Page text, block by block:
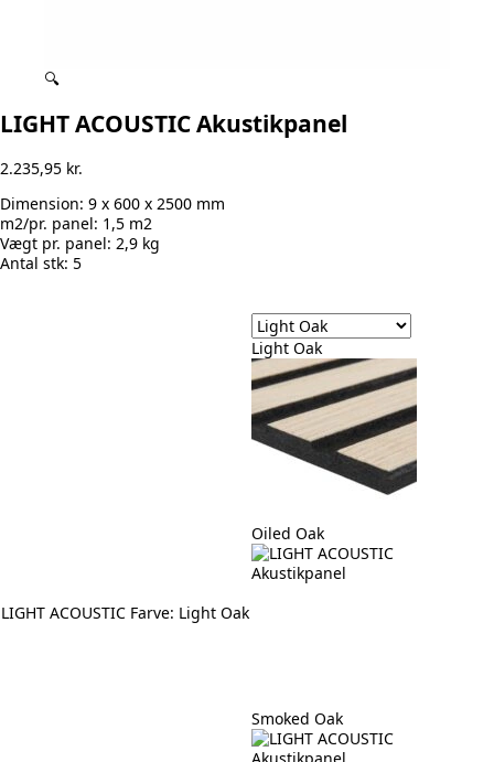
🔍
LIGHT ACOUSTIC Akustikpanel
2.235,95 kr.
Dimension: 9 x 600 x 2500 mm
m2/pr. panel: 1,5 m2
Vægt pr. panel: 2,9 kg
Antal stk: 5
LIGHT ACOUSTIC Farve: Light Oak
Light Oak
Oiled Oak
Smoked Oak